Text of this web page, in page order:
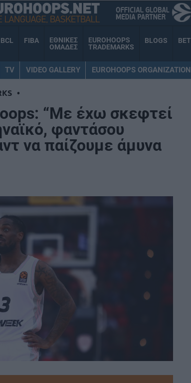
BCL FIBA
ΕΘΝΙΚΕΣ
ΟΜΑΔΕΣ
EUROHOOPS
TRADEMARKS
BLOGS BET
TV VIDEO GALLERY EUROHOOPS ORGANIZATION
•
“Με έχω σκεφτεί
φαντάσου
να παίζουμε άμυνα